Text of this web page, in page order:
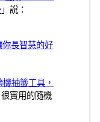
」說：
你長智慧的好
機抽籤工具，
很實用的隨機